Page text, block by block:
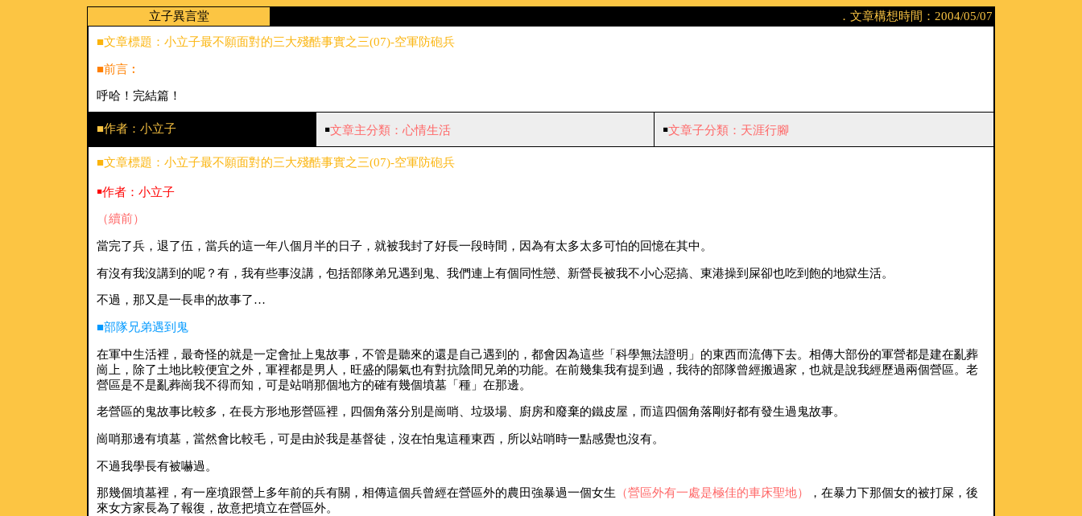
立子異言堂
．文章構想時間：2004/05/07
■文章標題：小立子最不願面對的三大殘酷事實之三(07)-空軍防砲兵
■前言︰
呼哈！完結篇！
■作者：小立子 ￭文章主分類：心情生活 ￭文章子分類：天涯行腳
■文章標題：小立子最不願面對的三大殘酷事實之三(07)-空軍防砲兵
￭作者：小立子
（續前）
當完了兵，退了伍，當兵的這一年八個月半的日子，就被我封了好長一段時間，因為有太多太多可怕的回憶在其中。
有沒有我沒講到的呢？有，我有些事沒講，包括部隊弟兄遇到鬼、我們連上有個同性戀、新營長被我不小心惡搞、東港操到屎卻也吃到飽的地獄生活。
不過，那又是一長串的故事了…
■部隊兄弟遇到鬼
在軍中生活裡，最奇怪的就是一定會扯上鬼故事，不管是聽來的還是自己遇到的，都會因為這些「科學無法證明」的東西而流傳下去。相傳大部份的軍營都是建在亂葬
崗上，除了土地比較便宜之外，軍裡都是男人，旺盛的陽氣也有對抗陰間兄弟的功能。在前幾集我有提到過，我待的部隊曾經搬過家，也就是說我經歷過兩個營區。老
營區是不是亂葬崗我不得而知，可是站哨那個地方的確有幾個墳墓「種」在那邊。
老營區的鬼故事比較多，在長方形地形營區裡，四個角落分別是崗哨、垃圾場、廚房和廢棄的鐵皮屋，而這四個角落剛好都有發生過鬼故事。
崗哨那邊有墳墓，當然會比較毛，可是由於我是基督徒，沒在怕鬼這種東西，所以站哨時一點感覺也沒有。
不過我學長有被嚇過。
那幾個墳墓裡，有一座墳跟營上多年前的兵有關，相傳這個兵曾經在營區外的農田強暴過一個女生 （營區外有一處是極佳的車床聖地）
，在暴力下那個女的被打屎，後
來女方家長為了報復，故意把墳立在營區外。